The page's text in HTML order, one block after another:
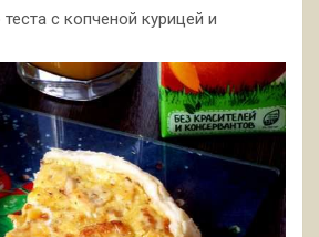
с копченой курицей и